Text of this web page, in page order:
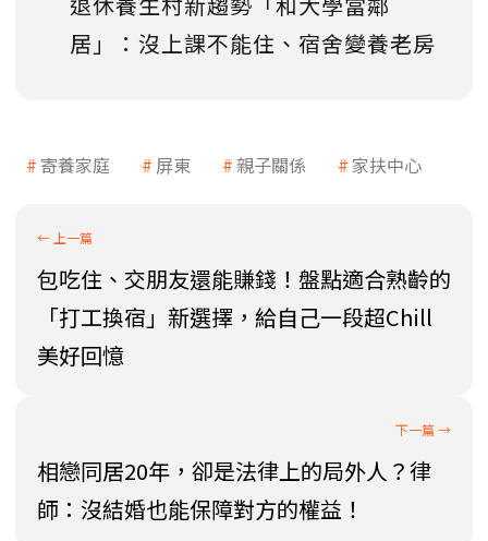
居」：沒上課不能住、宿舍變養老房
寄養家庭 屏東 親子關係 家扶中心
包吃住、交朋友還能賺錢！盤點適合熟齡的
「打工換宿」新選擇，給自己一段超Chill
美好回憶
相戀同居20年，卻是法律上的局外人？律
師：沒結婚也能保障對方的權益！